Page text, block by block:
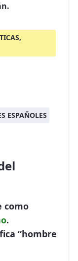
ESPAÑOLES
como
.
“hombre